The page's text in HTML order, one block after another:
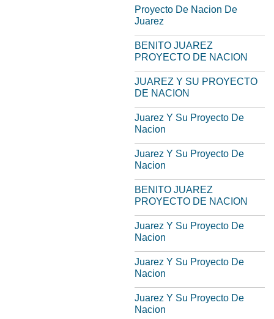
Proyecto De Nacion De
Juarez
BENITO JUAREZ
PROYECTO DE NACION
JUAREZ Y SU PROYECTO
DE NACION
Juarez Y Su Proyecto De
Nacion
Juarez Y Su Proyecto De
Nacion
BENITO JUAREZ
PROYECTO DE NACION
Juarez Y Su Proyecto De
Nacion
Juarez Y Su Proyecto De
Nacion
Juarez Y Su Proyecto De
Nacion